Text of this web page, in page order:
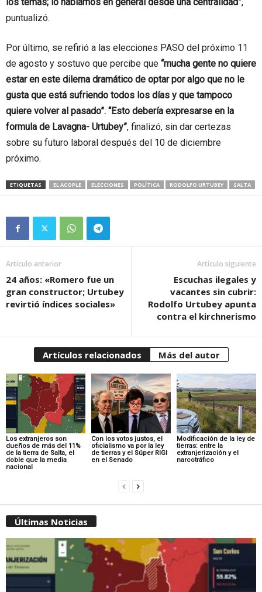
puntualizó.
Por último, se refirió a las elecciones PASO del próximo 11
de agosto y sostuvo que percibe que “mucha gente no quiere
estar en este dilema dramático de optar por algo que no le
gusta que está sufriendo todos los días y que tampoco
quiere volver al pasado”. “Esto debería expresarse en la
formula de Lavagna- Urtubey”, finalizó, sin dar certezas
sobre su futuro laboral después del 10 de diciembre
próximo.
ETIQUETAS EL ACOPLE ELECCIONES POLÍTICA RODOLFO URTUBEY SALTA
Artículo anterior
24 años: «Romero fue un
gran constructor; Urtubey
revirtió índices sociales»
Artículo siguiente
Escuchas ilegales y
vacantes sin cubrir:
Rodolfo Urtubey apunta
contra el kirchnerismo
Artículos relacionados Más del autor
Los extranjeros son
dueños de más del 11%
de la tierra de Salta, el
doble que la media
nacional
Con los votos justos, el
oficialismo va por la ley
de tierras y el Súper RIGI
en el Senado
Modificación de la ley de
tierras: entre la
extranjerización y el
narcotráfico
Últimas Noticias